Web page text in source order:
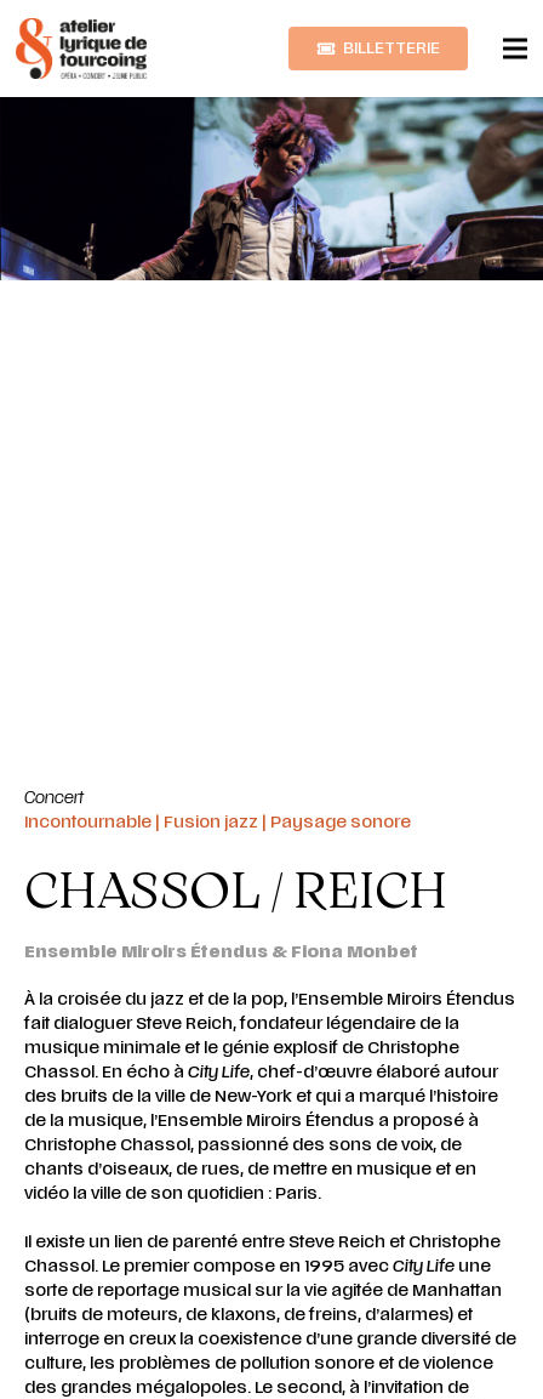
BILLETTERIE
Concert
Incontournable | Fusion jazz | Paysage sonore
CHASSOL / REICH
Ensemble Miroirs Étendus & Fiona Monbet
À la croisée du jazz et de la pop, l’Ensemble Miroirs Étendus
fait dialoguer Steve Reich, fondateur légendaire de la
musique minimale et le génie explosif de Christophe
Chassol. En écho à City Life, chef-d’œuvre élaboré autour
des bruits de la ville de New-York et qui a marqué l’histoire
de la musique, l’Ensemble Miroirs Étendus a proposé à
Christophe Chassol, passionné des sons de voix, de
chants d’oiseaux, de rues, de mettre en musique et en
vidéo la ville de son quotidien : Paris.
Il existe un lien de parenté entre Steve Reich et Christophe
Chassol. Le premier compose en 1995 avecCity Lifeune
sorte de reportage musical sur la vie agitée de Manhattan
(bruits de moteurs, de klaxons, de freins, d’alarmes) et
interroge en creux la coexistence d’une grande diversité de
culture, les problèmes de pollution sonore et de violence
des grandes mégalopoles. Le second, à l’invitation de